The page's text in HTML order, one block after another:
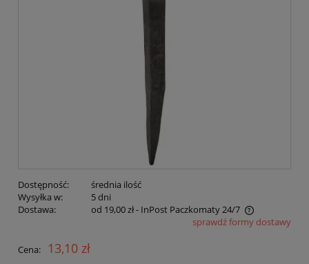
Dostępność:
średnia ilość
Wysyłka w:
5 dni
Dostawa:
od 19,00 zł- InPost Paczkomaty 24/7
Cena nie zawiera ewentualnych kosztów płatnościsprawdź formy dostawy
Cena: 13,10 zł